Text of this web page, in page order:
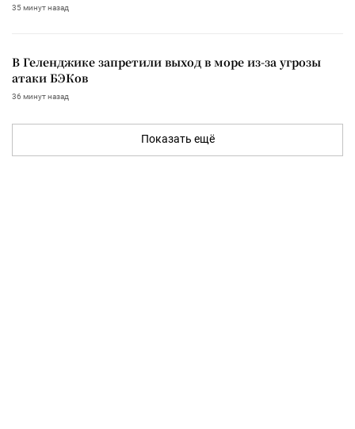
35 минут назад
В Геленджике запретили выход в море из-за угрозы
атаки БЭКов
36 минут назад
Показать ещё